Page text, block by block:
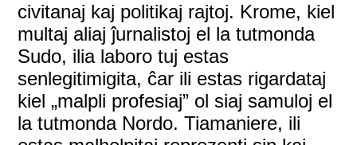
civitanaj kaj politikaj rajtoj. Krome, kiel
multaj aliaj ĵurnalistoj el la tutmonda
Sudo, ilia laboro tuj estas
senlegitimigita, ĉar ili estas rigardataj
kiel „malpli profesiaj” ol siaj samuloj el
la tutmonda Nordo. Tiamaniere, ili